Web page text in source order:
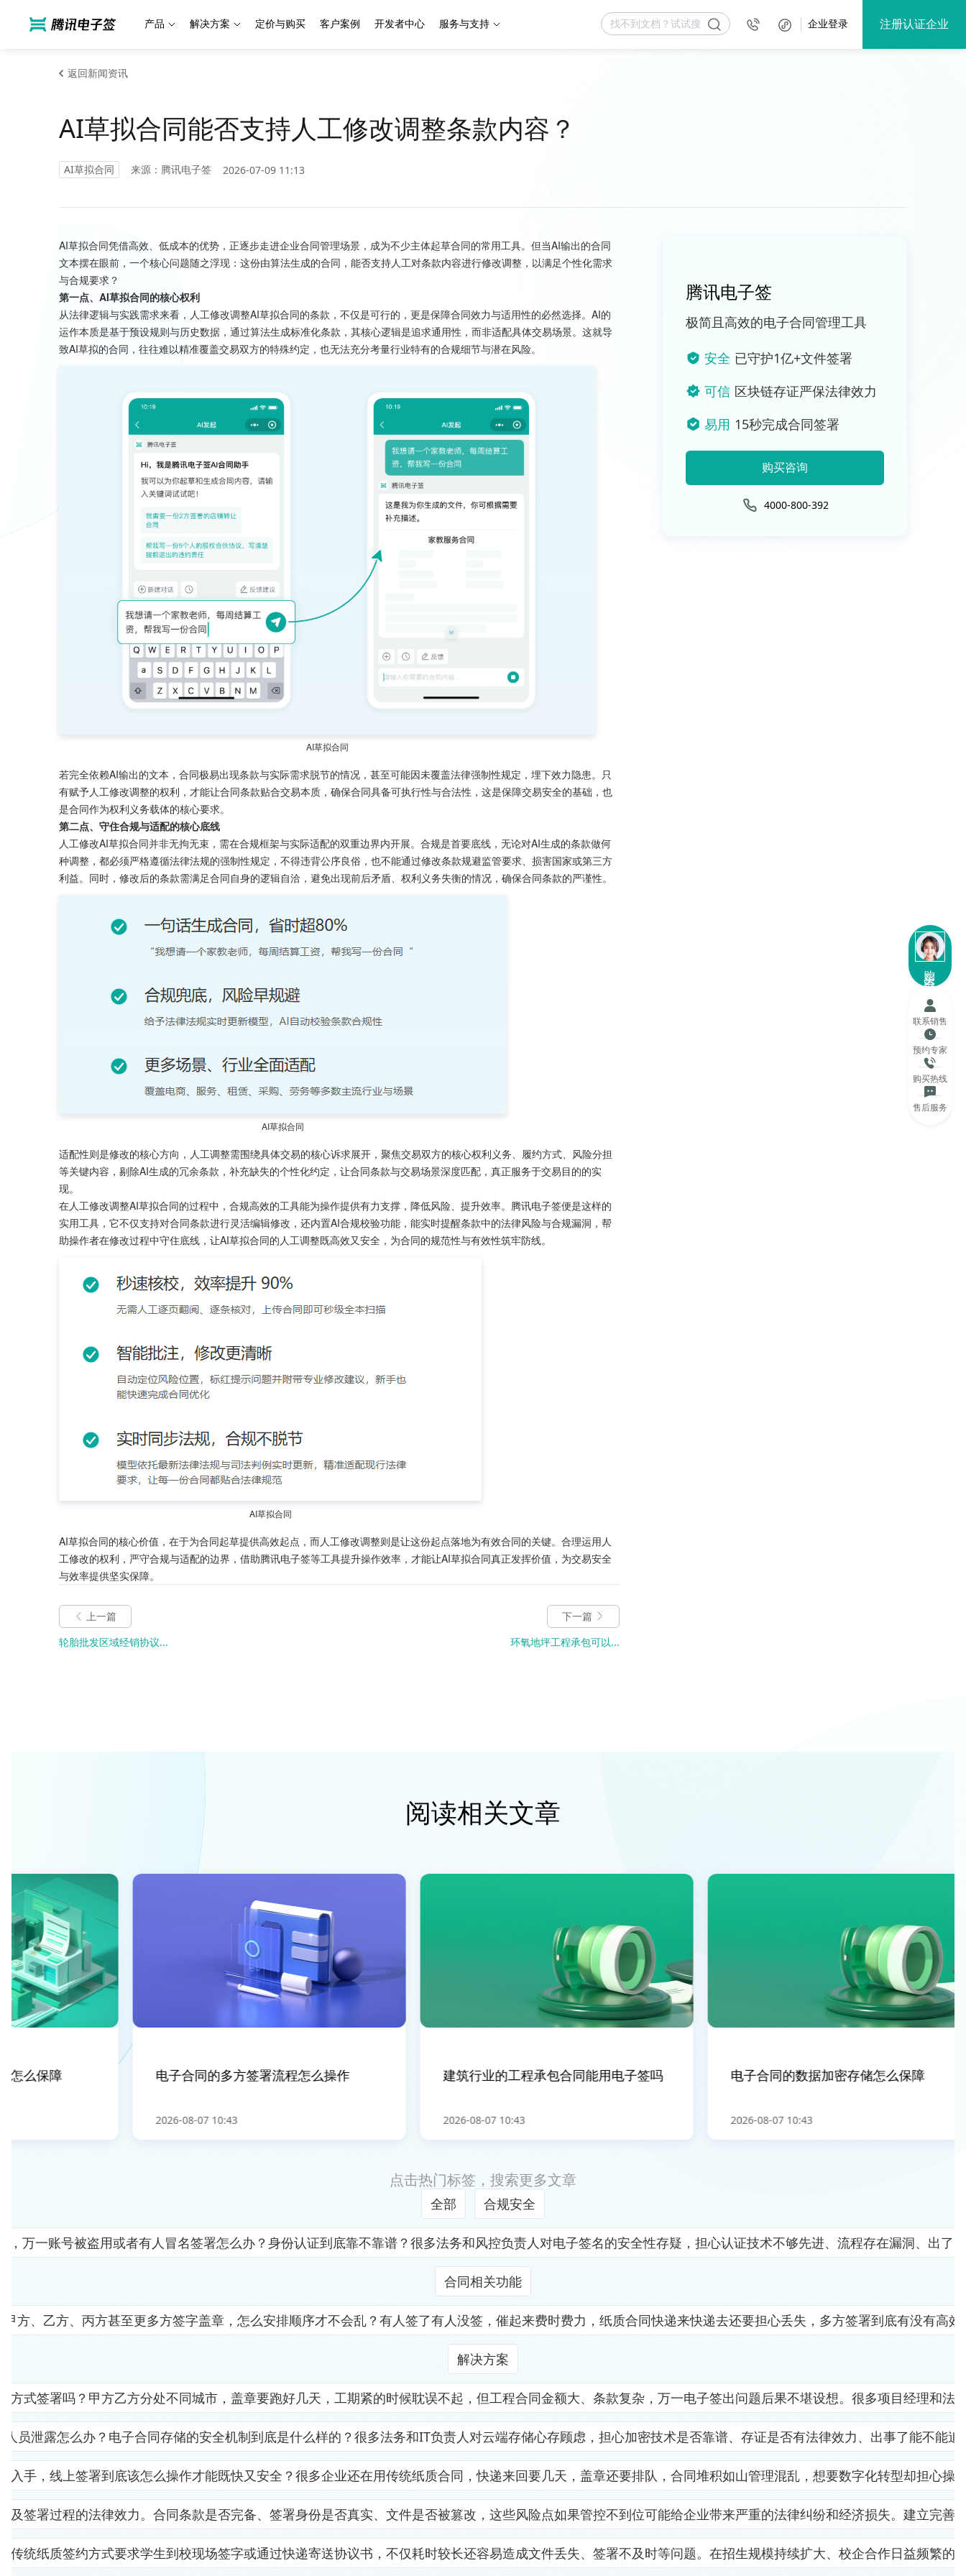
产品 解决方案 定价与购买 客户案例 开发者中心 服务与支持 企业登录 注册认证企业
返回新闻资讯
AI草拟合同能否支持人工修改调整条款内容？
AI草拟合同 来源：腾讯电子签 2026-07-09 11:13
AI草拟合同凭借高效、低成本的优势，正逐步走进企业合同管理场景，成为不少主体起草合同的常用工具。但当AI输出的合同
文本摆在眼前，一个核心问题随之浮现：这份由算法生成的合同，能否支持人工对条款内容进行修改调整，以满足个性化需求
与合规要求？
第一点、AI草拟合同的核心权利
从法律逻辑与实践需求来看，人工修改调整AI草拟合同的条款，不仅是可行的，更是保障合同效力与适用性的必然选择。AI的
运作本质是基于预设规则与历史数据，通过算法生成标准化条款，其核心逻辑是追求通用性，而非适配具体交易场景。这就导
致AI草拟的合同，往往难以精准覆盖交易双方的特殊约定，也无法充分考量行业特有的合规细节与潜在风险。
AI草拟合同
若完全依赖AI输出的文本，合同极易出现条款与实际需求脱节的情况，甚至可能因未覆盖法律强制性规定，埋下效力隐患。只
有赋予人工修改调整的权利，才能让合同条款贴合交易本质，确保合同具备可执行性与合法性，这是保障交易安全的基础，也
是合同作为权利义务载体的核心要求。
第二点、守住合规与适配的核心底线
人工修改AI草拟合同并非无拘无束，需在合规框架与实际适配的双重边界内开展。合规是首要底线，无论对AI生成的条款做何
种调整，都必须严格遵循法律法规的强制性规定，不得违背公序良俗，也不能通过修改条款规避监管要求、损害国家或第三方
利益。同时，修改后的条款需满足合同自身的逻辑自洽，避免出现前后矛盾、权利义务失衡的情况，确保合同条款的严谨性。
AI草拟合同
适配性则是修改的核心方向，人工调整需围绕具体交易的核心诉求展开，聚焦交易双方的核心权利义务、履约方式、风险分担
等关键内容，剔除AI生成的冗余条款，补充缺失的个性化约定，让合同条款与交易场景深度匹配，真正服务于交易目的的实
现。
在人工修改调整AI草拟合同的过程中，合规高效的工具能为操作提供有力支撑，降低风险、提升效率。腾讯电子签便是这样的
实用工具，它不仅支持对合同条款进行灵活编辑修改，还内置AI合规校验功能，能实时提醒条款中的法律风险与合规漏洞，帮
助操作者在修改过程中守住底线，让AI草拟合同的人工调整既高效又安全，为合同的规范性与有效性筑牢防线。
AI草拟合同
AI草拟合同的核心价值，在于为合同起草提供高效起点，而人工修改调整则是让这份起点落地为有效合同的关键。合理运用人
工修改的权利，严守合规与适配的边界，借助腾讯电子签等工具提升操作效率，才能让AI草拟合同真正发挥价值，为交易安全
与效率提供坚实保障。
上一篇
轮胎批发区域经销协议...
下一篇
环氧地坪工程承包可以...
腾讯电子签
极简且高效的电子合同管理工具
安全 已守护1亿+文件签署
可信 区块链存证严保法律效力
易用 15秒完成合同签署
购买咨询
4000-800-392
阅读相关文章
么保障 电子合同的多方签署流程怎么操作
2026-08-07 10:43
建筑行业的工程承包合同能用电子签吗
2026-08-07 10:43
电子合同的数据加密存储怎么保障
2026-08-07 10:43
点击热门标签，搜索更多文章
全部 合规安全
万一账号被盗用或者有人冒名签署怎么办？身份认证到底靠不靠谱？很多法务和风控负责人对电子签名的安全性存疑，担心认证技术不够先进、流程存在漏洞、出了
合同相关功能
方、乙方、丙方甚至更多方签字盖章，怎么安排顺序才不会乱？有人签了有人没签，催起来费时费力，纸质合同快递来快递去还要担心丢失，多方签署到底有没有高
解决方案
方式签署吗？甲方乙方分处不同城市，盖章要跑好几天，工期紧的时候耽误不起，但工程合同金额大、条款复杂，万一电子签出问题后果不堪设想。很多项目经理和法
员泄露怎么办？电子合同存储的安全机制到底是什么样的？很多法务和IT负责人对云端存储心存顾虑，担心加密技术是否靠谱、存证是否有法律效力、出事了能不能
入手，线上签署到底该怎么操作才能既快又安全？很多企业还在用传统纸质合同，快递来回要几天，盖章还要排队，合同堆积如山管理混乱，想要数字化转型却担心操
签署过程的法律效力。合同条款是否完备、签署身份是否真实、文件是否被篡改，这些风险点如果管控不到位可能给企业带来严重的法律纠纷和经济损失。建立完
统纸质签约方式要求学生到校现场签字或通过快递寄送协议书，不仅耗时较长还容易造成文件丢失、签署不及时等问题。在招生规模持续扩大、校企合作日益频繁
购买咨询
联系销售
预约专家
购买热线
售后服务